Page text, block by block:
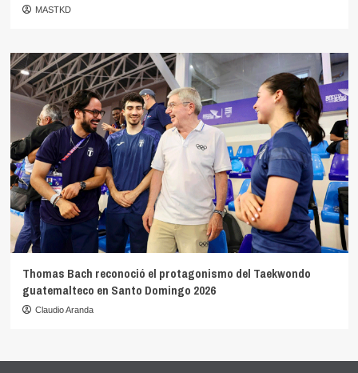
MASTKD
Thomas Bach reconoció el protagonismo del Taekwondo
guatemalteco en Santo Domingo 2026
Claudio Aranda